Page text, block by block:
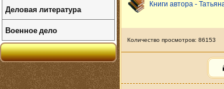
Книги автора -
Количество просмотров: 86153
Деловая литература
Военное дело